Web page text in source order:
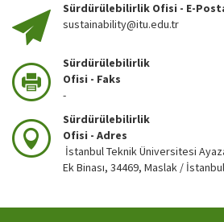
Sürdürülebilirlik Ofisi - E-
sustainability@itu.edu.tr
Sürdürülebilirlik
Ofisi - Faks
-
Sürdürülebilirlik
Ofisi - Adres
İstanbul Teknik Üniversitesi
Ek Binası, 34469, Maslak / İstanbul